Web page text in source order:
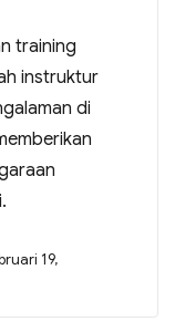
training
instruktur
di
19,